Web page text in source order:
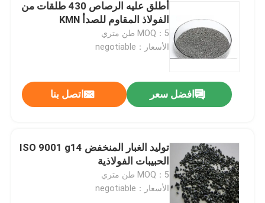
أطلق عليه الرصاص 430 طلقات من
الفولاذ المقاوم للصدأ KMN
MOQ：5 طن متري
الأسعار：negotiable
افضل سعر اتصل بنا
توليد الغبار المنخفض ISO 9001 g14
الحبيبات الفولاذية
MOQ：5 طن متري
الأسعار：negotiable